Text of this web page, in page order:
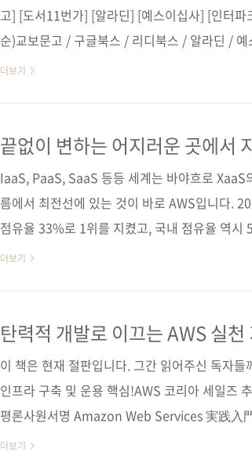
고] [도서11번가] [알라딘] [예스이십사] [인터
순)교보문고 / 구글북스 / 리디북스 / 알라딘 /
이샤(SHOEISHA Co.,Ltd.)원서명 AWSではじ
음)시리즈 I♥Cloud 23출판일 2022. 06. 09페
더보기
끝없이 변하는 어지러운 곳에서
엔터프라이즈 환경 AWS 입문서
IaaS, PaaS, SaaS 등등 세계는 바야흐로 XaaS
름에서 최전선에 있는 것이 바로 AWS입니다.
점유율 33%로 1위를 지켰고, 국내 점유율 역시
적으로 출시되고 또 변경되는 다양한 서비스들
다양함은 AWS의 강점이기도 하지만, AWS를
더보기
탄력적 개발로 이끄는 AWS 실천
이 책은 현재 절판입니다. 그간 읽어주신 독자
인프라 구축 및 운용 핵심!AWS 코리아 세일즈
평론사원서명 Amazon Web Services 実践入
테오카 마모루, 이마이 토모아키, 나가후치 쿄코,
더보기